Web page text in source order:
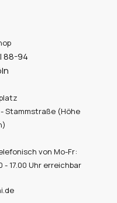
88-94
Stammstraße (Höhe
von Mo-Fr:
- 17.00 Uhr erreichbar